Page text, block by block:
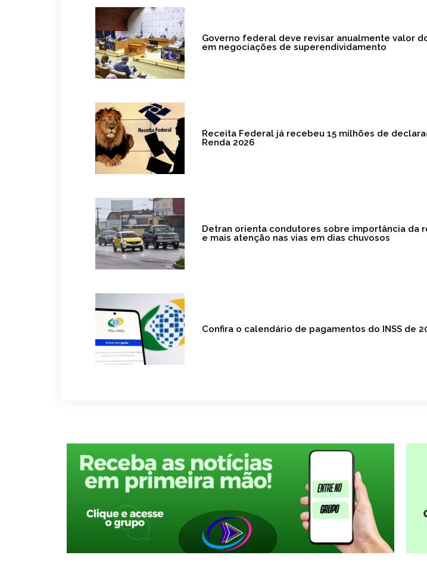
Governo federal deve revisar anualmente valor
em negociações de superendividamento
Receita Federal já recebeu 15 milhões de
Renda 2026
Detran orienta condutores sobre importância da
e mais atenção nas vias em dias chuvosos
Confira o calendário de pagamentos do INSS de